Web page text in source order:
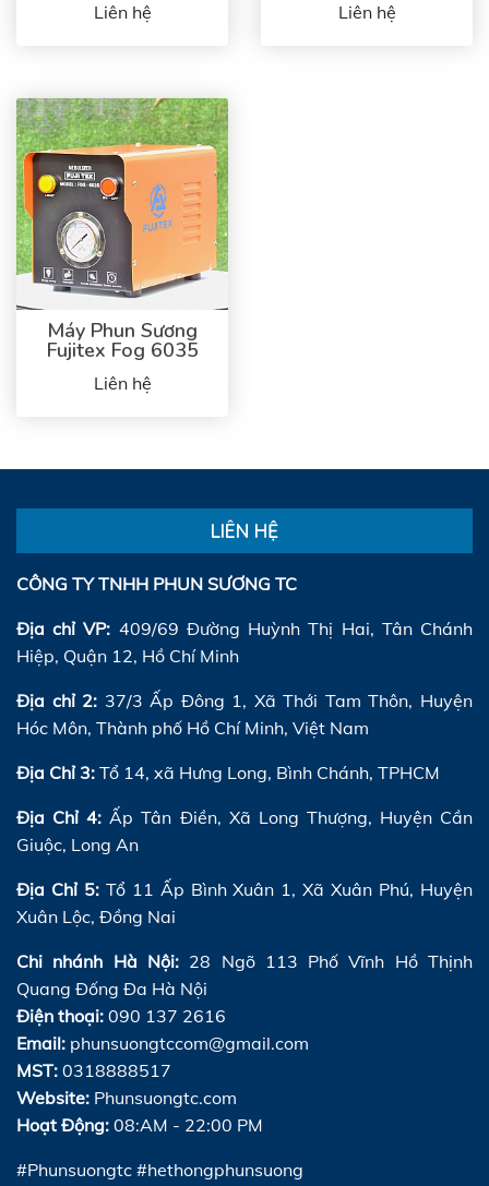
Liên hệ Liên hệ
Máy Phun Sương
Fujitex Fog 6035
Liên hệ
LIÊN HỆ
CÔNG TY TNHH PHUN SƯƠNG TC
Địa chỉ VP: 409/69 Đường Huỳnh Thị Hai, Tân Chánh
Hiệp, Quận 12, Hồ Chí Minh
Địa chỉ 2: 37/3 Ấp Đông 1, Xã Thới Tam Thôn, Huyện
Hóc Môn, Thành phố Hồ Chí Minh, Việt Nam
Địa Chỉ 3: Tổ 14, xã Hưng Long, Bình Chánh, TPHCM
Địa Chỉ 4: Ấp Tân Điền, Xã Long Thượng, Huyện Cần
Giuộc, Long An
Địa Chỉ 5:Tổ 11 Ấp Bình Xuân 1, Xã Xuân Phú, Huyện
Xuân Lộc, Đồng Nai
Chi nhánh Hà Nội: 28 Ngõ 113 Phố Vĩnh Hồ Thịnh
Quang Đống Đa Hà Nội
Điện thoại: 090 137 2616
Email: phunsuongtccom@gmail.com
MST: 0318888517
Website: Phunsuongtc.com
Hoạt Động: 08:AM - 22:00 PM
#Phunsuongtc #hethongphunsuong